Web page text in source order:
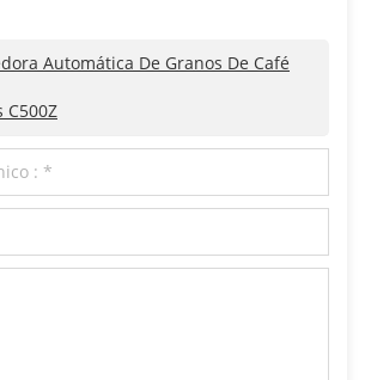
Automática De Granos De Café
C500Z